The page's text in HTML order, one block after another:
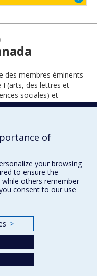
des membres éminents
I (arts, des lettres et
sociales) et
of
your browsing
to ensure the
while others remember
consent to our use
>